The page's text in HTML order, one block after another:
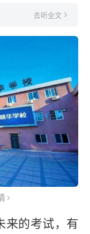
去听全文
来的考试，有